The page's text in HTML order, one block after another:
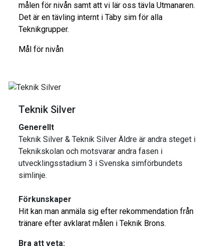
målen för nivån samt att vi lär oss tävla Utmanaren.
Det är en tävling internt i Täby sim för alla
Teknikgrupper.
Mål för nivån
Teknik Silver
Generellt
Teknik Silver & Teknik Silver Äldre är andra steget i
Teknikskolan och motsvarar andra fasen i
utvecklingsstadium 3 i Svenska simförbundets
simlinje.
Förkunskaper
Hit kan man anmäla sig efter rekommendation från
tränare efter avklarat målen i Teknik Brons.
Bra att veta: